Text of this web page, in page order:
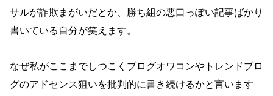
サルが詐欺まがいだとか、勝ち組の悪口っぽい記事ばかり
書いている自分が笑えます。
なぜ私がここまでしつこくブログオワコンやトレンドブロ
グのアドセンス狙いを批判的に書き続けるかと言います